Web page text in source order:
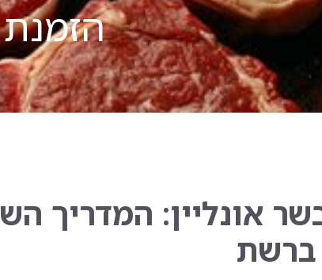
הזמנת
אונליין: המדריך
ברשת